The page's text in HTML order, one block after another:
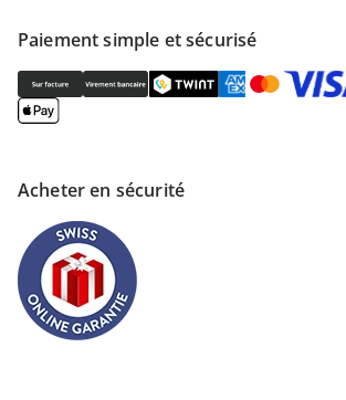
Paiement simple et sécurisé
Acheter en sécurité